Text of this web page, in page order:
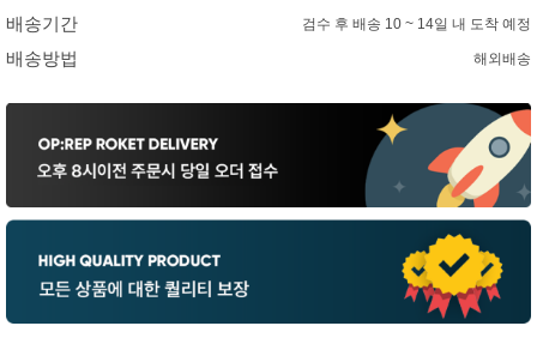
배송기간 검수 후 배송 10 ~ 14일 내 도착 예정
배송방법 해외배송